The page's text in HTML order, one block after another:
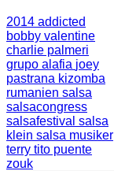
2014 addicted
bobby valentine
charlie palmeri
grupo alafia joey
pastrana kizomba
rumanien salsa
salsacongress
salsafestival salsa
klein salsa musiker
terry tito puente
zouk